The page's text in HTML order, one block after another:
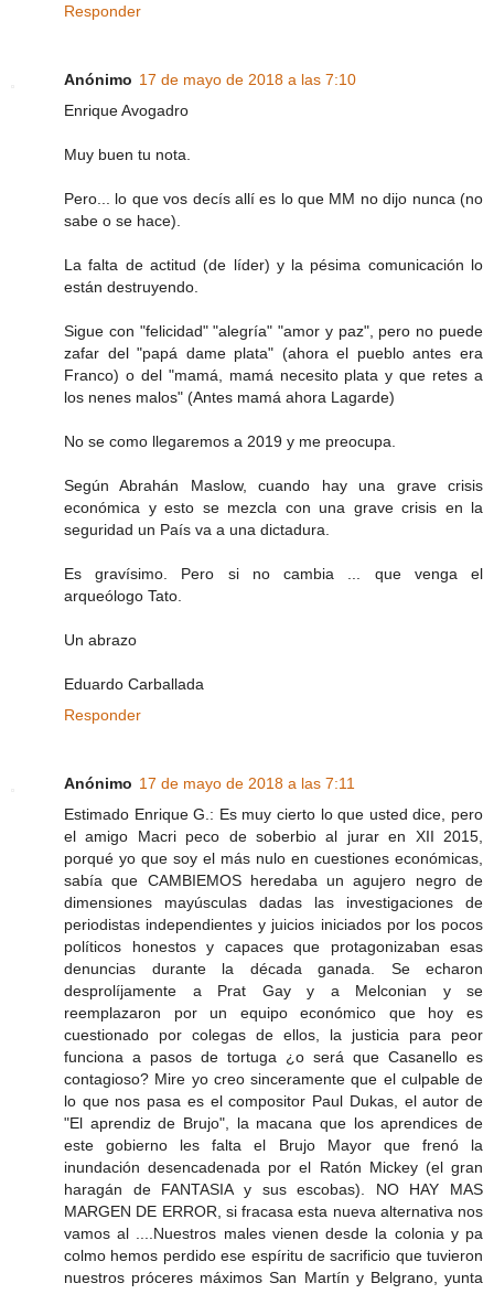
Responder
Anónimo 17 de mayo de 2018 a las 7:10
Enrique Avogadro
Muy buen tu nota.
Pero... lo que vos decís allí es lo que MM no dijo nunca (no
sabe o se hace).
La falta de actitud (de líder) y la pésima comunicación lo
están destruyendo.
Sigue con "felicidad" "alegría" "amor y paz", pero no puede
zafar del "papá dame plata" (ahora el pueblo antes era
Franco) o del "mamá, mamá necesito plata y que retes a
los nenes malos" (Antes mamá ahora Lagarde)
No se como llegaremos a 2019 y me preocupa.
Según Abrahán Maslow, cuando hay una grave crisis
económica y esto se mezcla con una grave crisis en la
seguridad un País va a una dictadura.
Es gravísimo. Pero si no cambia ... que venga el
arqueólogo Tato.
Un abrazo
Eduardo Carballada
Responder
Anónimo 17 de mayo de 2018 a las 7:11
Estimado Enrique G.: Es muy cierto lo que usted dice, pero
el amigo Macri peco de soberbio al jurar en XII 2015,
porqué yo que soy el más nulo en cuestiones económicas,
sabía que CAMBIEMOS heredaba un agujero negro de
dimensiones mayúsculas dadas las investigaciones de
periodistas independientes y juicios iniciados por los pocos
políticos honestos y capaces que protagonizaban esas
denuncias durante la década ganada. Se echaron
desprolíjamente a Prat Gay y a Melconian y se
reemplazaron por un equipo económico que hoy es
cuestionado por colegas de ellos, la justicia para peor
funciona a pasos de tortuga ¿o será que Casanello es
contagioso? Mire yo creo sinceramente que el culpable de
lo que nos pasa es el compositor Paul Dukas, el autor de
"El aprendiz de Brujo", la macana que los aprendices de
este gobierno les falta el Brujo Mayor que frenó la
inundación desencadenada por el Ratón Mickey (el gran
haragán de FANTASIA y sus escobas). NO HAY MAS
MARGEN DE ERROR, si fracasa esta nueva alternativa nos
vamos al ....Nuestros males vienen desde la colonia y pa
colmo hemos perdido ese espíritu de sacrificio que tuvieron
nuestros próceres máximos San Martín y Belgrano, yunta